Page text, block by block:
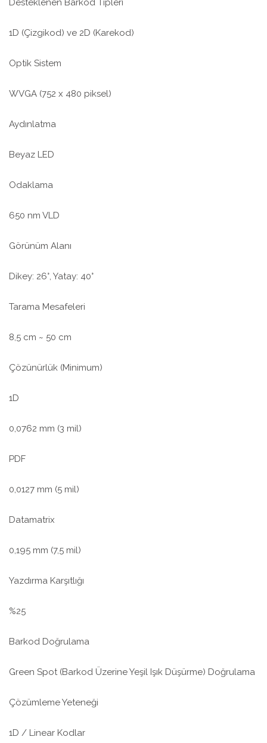
Desteklenen Barkod Tipleri
1D (Çizgikod) ve 2D (Karekod)
Optik Sistem
WVGA (752 x 480 piksel)
Aydınlatma
Beyaz LED
Odaklama
650 nm VLD
Görünüm Alanı
Dikey: 26°, Yatay: 40°
Tarama Mesafeleri
8,5 cm ~ 50 cm
Çözünürlük (Minimum)
1D
0,0762 mm (3 mil)
PDF
0,0127 mm (5 mil)
Datamatrix
0,195 mm (7,5 mil)
Yazdırma Karşıtlığı
%25
Barkod Doğrulama
Green Spot (Barkod Üzerine Yeşil Işık Düşürme) Doğrulama
Çözümleme Yeteneği
1D / Linear Kodlar